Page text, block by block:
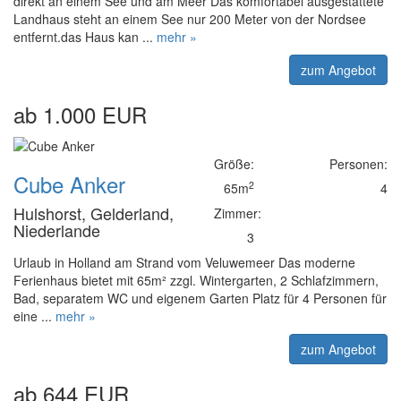
Landhaus steht an einem See nur 200 Meter von der Nordsee
entfernt.das Haus kan ... mehr »
zum Angebot
ab 1.000 EUR
Cube Anker
Hulshorst, Gelderland,
Niederlande
Größe:
65m2
Zimmer:
3
Personen:
4
Urlaub in Holland am Strand vom Veluwemeer Das moderne
Ferienhaus bietet mit 65m² zzgl. Wintergarten, 2 Schlafzimmern,
Bad, separatem WC und eigenem Garten Platz für 4 Personen für
eine ... mehr »
zum Angebot
ab 644 EUR